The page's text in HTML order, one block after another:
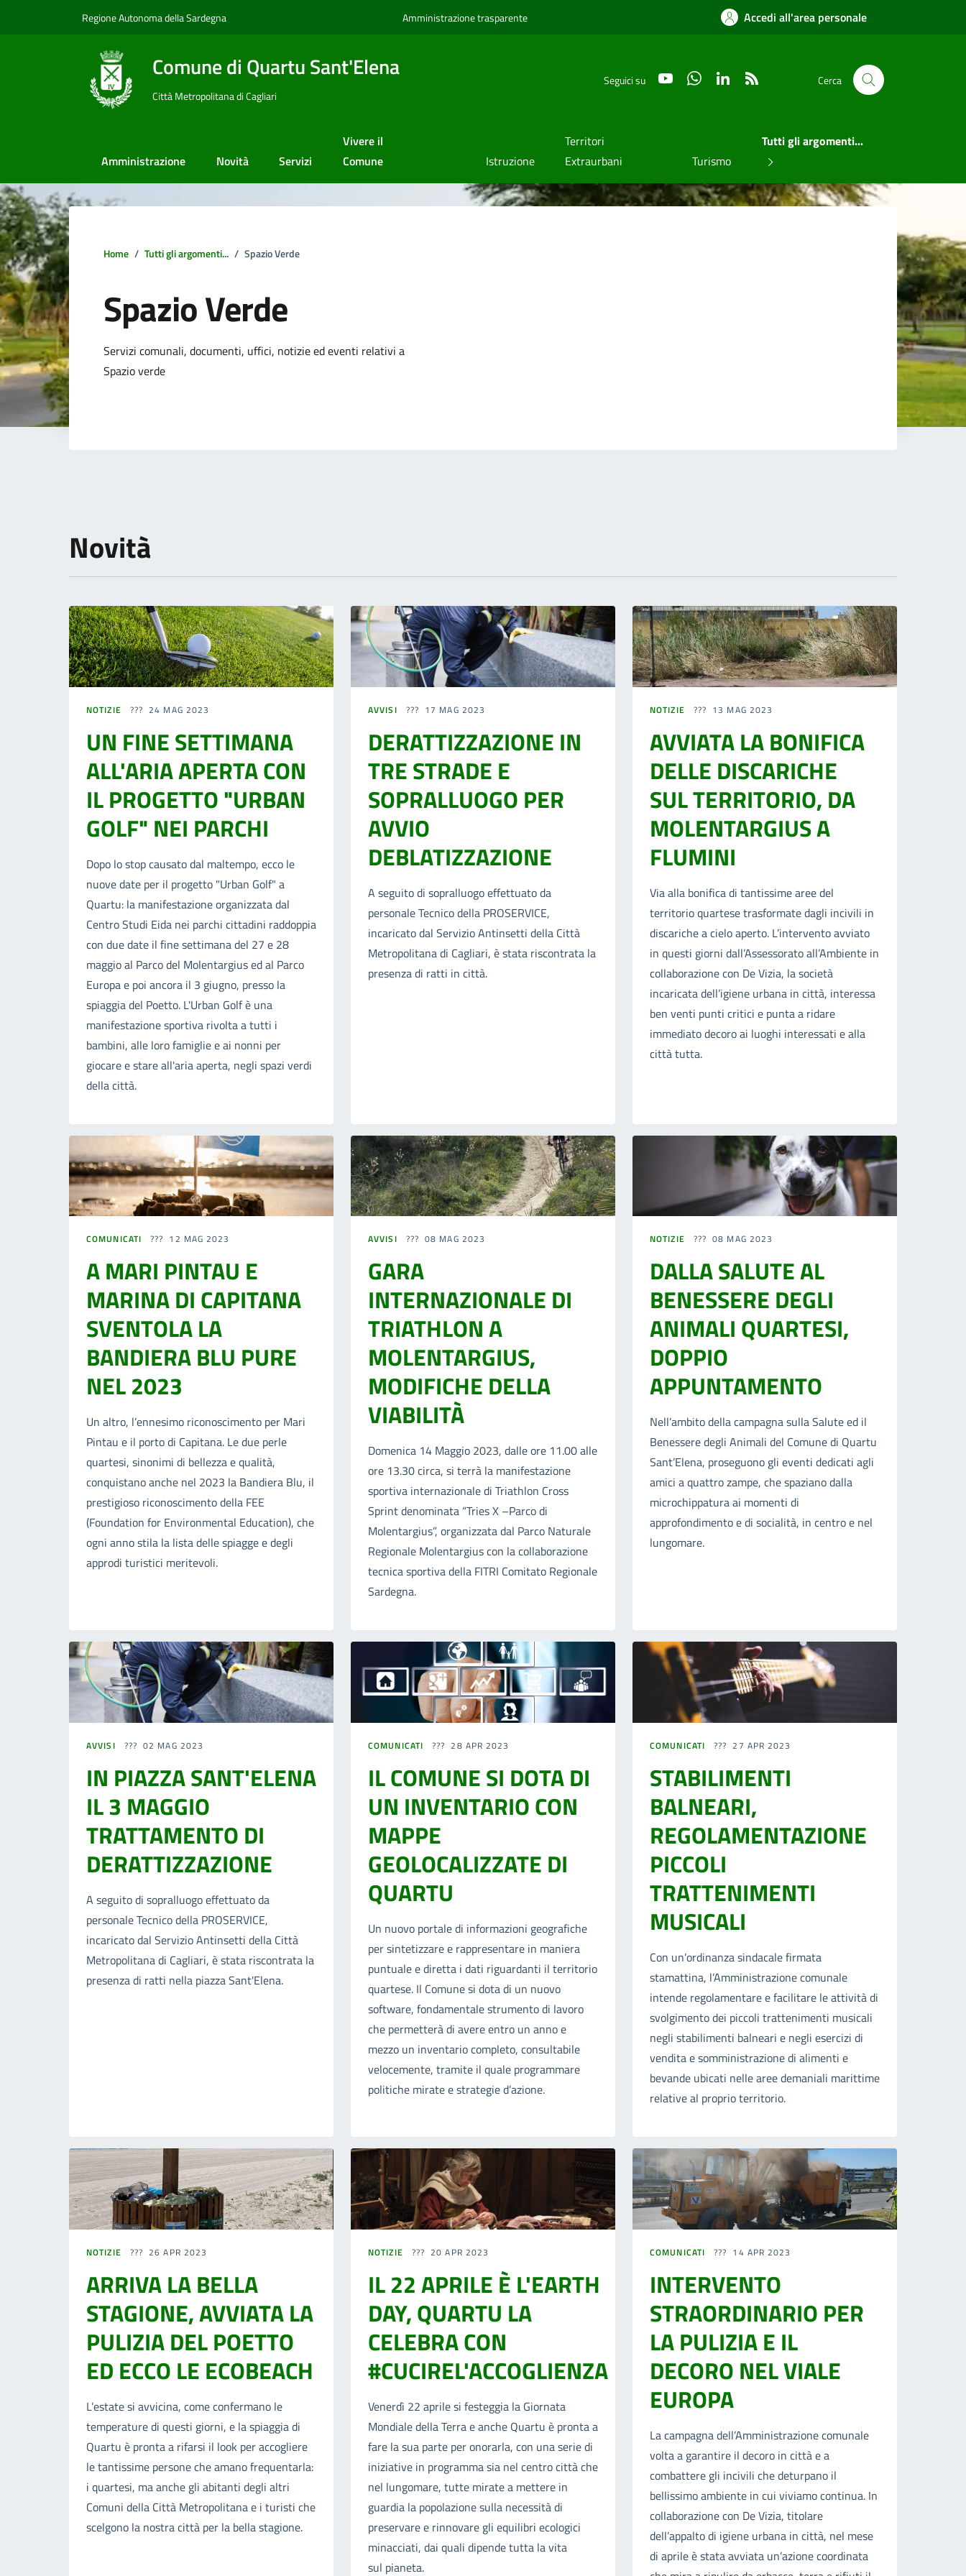
Regione Autonoma della Sardegna Amministrazione trasparente Accedi all'area personale
Comune di Quartu Sant'Elena
Città Metropolitana di Cagliari
Seguici su YouTube WhatsAppLinkedIn Cerca
Amministrazione Novità Servizi
Vivere il
Comune
Istruzione
Territori
Extraurbani
Turismo
Tutti gli argomenti...
Home Tutti gli argomenti... Spazio Verde
Spazio Verde
Dettagli della notizia
Servizi comunali, documenti, uffici, notizie ed eventi relativi a
Spazio verde
Novità
NOTIZIE 24 MAG 2023
UN FINE SETTIMANA
ALL'ARIA APERTA CON
IL PROGETTO "URBAN
GOLF" NEI PARCHI
Dopo lo stop causato dal maltempo, ecco le
nuove date per il progetto "Urban Golf" a
Quartu: la manifestazione organizzata dal
Centro Studi Eida nei parchi cittadini raddoppia
con due date il fine settimana del 27 e 28
maggio al Parco del Molentargius ed al Parco
Europa e poi ancora il 3 giugno, presso la
spiaggia del Poetto. L'Urban Golf è una
manifestazione sportiva rivolta a tutti i
bambini, alle loro famiglie e ai nonni per
giocare e stare all'aria aperta, negli spazi verdi
della città.
AVVISI 17 MAG 2023
DERATTIZZAZIONE IN
TRE STRADE E
SOPRALLUOGO PER
AVVIO
DEBLATIZZAZIONE
A seguito di sopralluogo effettuato da
personale Tecnico della PROSERVICE,
incaricato dal Servizio Antinsetti della Città
Metropolitana di Cagliari, è stata riscontrata la
presenza di ratti in città.
NOTIZIE 13 MAG 2023
AVVIATA LA BONIFICA
DELLE DISCARICHE
SUL TERRITORIO, DA
MOLENTARGIUS A
FLUMINI
Via alla bonifica di tantissime aree del
territorio quartese trasformate dagli incivili in
discariche a cielo aperto. L’intervento avviato
in questi giorni dall’Assessorato all’Ambiente in
collaborazione con De Vizia, la società
incaricata dell’igiene urbana in città, interessa
ben venti punti critici e punta a ridare
immediato decoro ai luoghi interessati e alla
città tutta.
COMUNICATI 12 MAG 2023
A MARI PINTAU E
MARINA DI CAPITANA
SVENTOLA LA
BANDIERA BLU PURE
NEL 2023
Un altro, l’ennesimo riconoscimento per Mari
Pintau e il porto di Capitana. Le due perle
quartesi, sinonimi di bellezza e qualità,
conquistano anche nel 2023 la Bandiera Blu, il
prestigioso riconoscimento della FEE
(Foundation for Environmental Education), che
ogni anno stila la lista delle spiagge e degli
approdi turistici meritevoli.
AVVISI 08 MAG 2023
GARA
INTERNAZIONALE DI
TRIATHLON A
MOLENTARGIUS,
MODIFICHE DELLA
VIABILITÀ
Domenica 14 Maggio 2023, dalle ore 11.00 alle
ore 13.30 circa, si terrà la manifestazione
sportiva internazionale di Triathlon Cross
Sprint denominata “Tries X –Parco di
Molentargius”, organizzata dal Parco Naturale
Regionale Molentargius con la collaborazione
tecnica sportiva della FITRI Comitato Regionale
Sardegna.
NOTIZIE 08 MAG 2023
DALLA SALUTE AL
BENESSERE DEGLI
ANIMALI QUARTESI,
DOPPIO
APPUNTAMENTO
Nell’ambito della campagna sulla Salute ed il
Benessere degli Animali del Comune di Quartu
Sant’Elena, proseguono gli eventi dedicati agli
amici a quattro zampe, che spaziano dalla
microchippatura ai momenti di
approfondimento e di socialità, in centro e nel
lungomare.
AVVISI 02 MAG 2023
IN PIAZZA SANT'ELENA
IL 3 MAGGIO
TRATTAMENTO DI
DERATTIZZAZIONE
A seguito di sopralluogo effettuato da
personale Tecnico della PROSERVICE,
incaricato dal Servizio Antinsetti della Città
Metropolitana di Cagliari, è stata riscontrata la
presenza di ratti nella piazza Sant'Elena.
COMUNICATI 28 APR 2023
IL COMUNE SI DOTA DI
UN INVENTARIO CON
MAPPE
GEOLOCALIZZATE DI
QUARTU
Un nuovo portale di informazioni geografiche
per sintetizzare e rappresentare in maniera
puntuale e diretta i dati riguardanti il territorio
quartese. Il Comune si dota di un nuovo
software, fondamentale strumento di lavoro
che permetterà di avere entro un anno e
mezzo un inventario completo, consultabile
velocemente, tramite il quale programmare
politiche mirate e strategie d’azione.
COMUNICATI 27 APR 2023
STABILIMENTI
BALNEARI,
REGOLAMENTAZIONE
PICCOLI
TRATTENIMENTI
MUSICALI
Con un’ordinanza sindacale firmata
stamattina, l’Amministrazione comunale
intende regolamentare e facilitare le attività di
svolgimento dei piccoli trattenimenti musicali
negli stabilimenti balneari e negli esercizi di
vendita e somministrazione di alimenti e
bevande ubicati nelle aree demaniali marittime
relative al proprio territorio.
NOTIZIE 26 APR 2023
ARRIVA LA BELLA
STAGIONE, AVVIATA LA
PULIZIA DEL POETTO
ED ECCO LE ECOBEACH
L’estate si avvicina, come confermano le
temperature di questi giorni, e la spiaggia di
Quartu è pronta a rifarsi il look per accogliere
le tantissime persone che amano frequentarla:
i quartesi, ma anche gli abitanti degli altri
Comuni della Città Metropolitana e i turisti che
scelgono la nostra città per la bella stagione.
NOTIZIE 20 APR 2023
IL 22 APRILE È L'EARTH
DAY, QUARTU LA
CELEBRA CON
#CUCIREL'ACCOGLIENZA
Venerdì 22 aprile si festeggia la Giornata
Mondiale della Terra e anche Quartu è pronta a
fare la sua parte per onorarla, con una serie di
iniziative in programma sia nel centro città che
nel lungomare, tutte mirate a mettere in
guardia la popolazione sulla necessità di
preservare e rinnovare gli equilibri ecologici
minacciati, dai quali dipende tutta la vita
sul pianeta.
COMUNICATI 14 APR 2023
INTERVENTO
STRAORDINARIO PER
LA PULIZIA E IL
DECORO NEL VIALE
EUROPA
La campagna dell’Amministrazione comunale
volta a garantire il decoro in città e a
combattere gli incivili che deturpano il
bellissimo ambiente in cui viviamo continua. In
collaborazione con De Vizia, titolare
dell’appalto di igiene urbana in città, nel mese
di aprile è stata avviata un’azione coordinata